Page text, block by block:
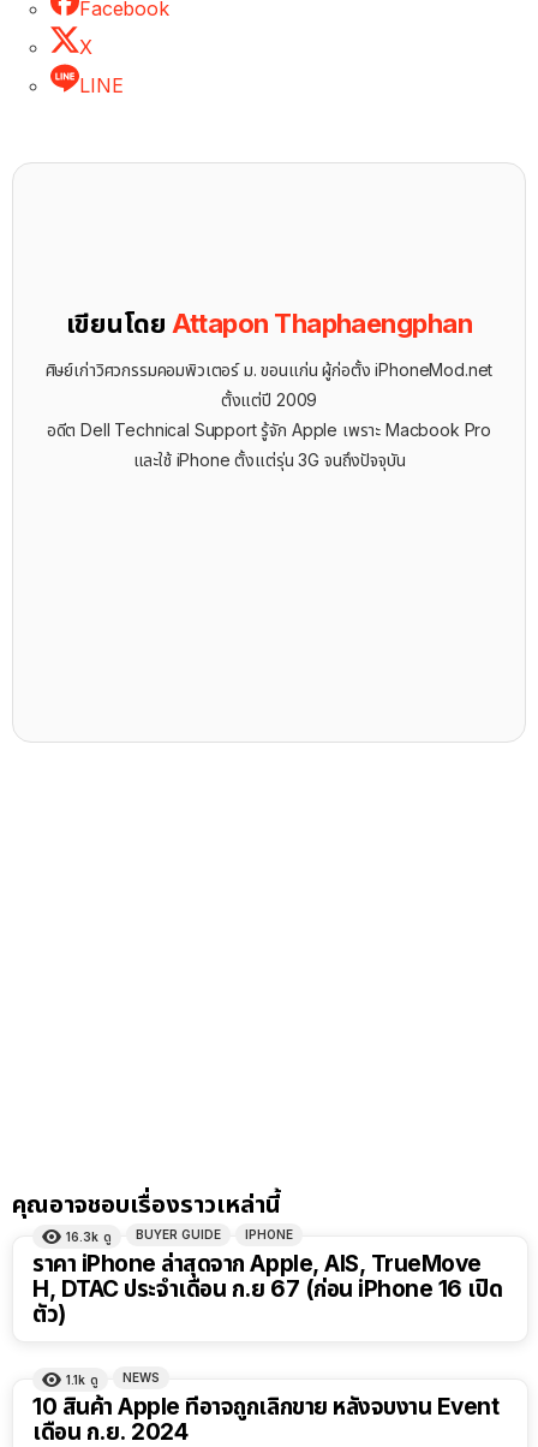
Facebook
X
LINE
เขียนโดย Attapon Thaphaengphan
ศิษย์เก่าวิศวกรรมคอมพิวเตอร์ ม. ขอนแก่น ผู้ก่อตั้ง iPhoneMod.net
ตั้งแต่ปี 2009
อดีต Dell Technical Support รู้จัก ​Apple เพราะ Macbook Pro
และใช้ iPhone ตั้งแต่รุ่น 3G จนถึงปัจจุบัน
คุณอาจชอบเรื่องราวเหล่านี้
16.3k ดู BUYER GUIDE IPHONE
ราคา iPhone ล่าสุดจาก Apple, AIS, TrueMove
H, DTAC ประจำเดือน ก.ย 67 (ก่อน iPhone 16 เปิด
ตัว)
1.1k ดู NEWS
10 สินค้า Apple ที่อาจถูกเลิกขาย หลังจบงาน Event
เดือน ก.ย. 2024